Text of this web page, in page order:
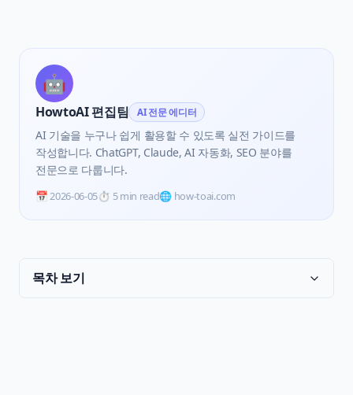
🤖
HowtoAI 편집팀 AI 전문 에디터
AI 기술을 누구나 쉽게 활용할 수 있도록 실전 가이드를
작성합니다. ChatGPT, Claude, AI 자동화, SEO 분야를
전문으로 다룹니다.
📅2026-06-05⏱️ 5 min read🌐 how-toai.com
목차 보기